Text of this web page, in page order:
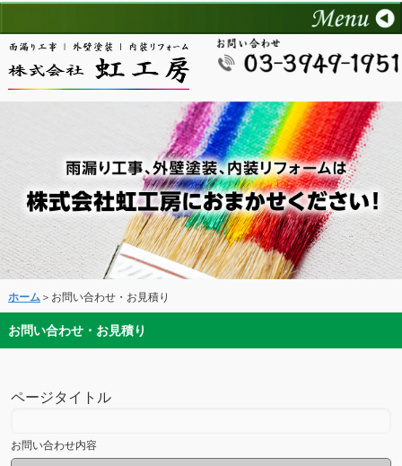
ホーム＞お問い合わせ・お見積り
お問い合わせ・お見積り
ページタイトル
お問い合わせ内容